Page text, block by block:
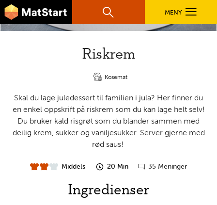
Hopp til hovedinnhold
hovednavigasjonsmobilversjon
Søk MENY
OPPSKRIFTER
FØR DU STARTER
TIL DE VOKSNE
Riskrem
Kosemat
Skal du lage juledessert til familien i jula? Her finner du
en enkel oppskrift på riskrem som du kan lage helt selv!
Du bruker kald risgrøt som du blander sammen med
deilig krem, sukker og vaniljesukker. Server gjerne med
rød saus!
vanskelighet
Middels
forberedelsestid
20 Min
Gå
kommentarer
35 Meninger
Ingredienser